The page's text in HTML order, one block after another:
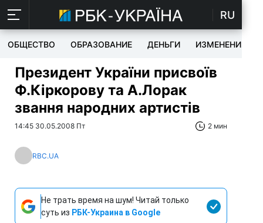
RU
ОБЩЕСТВО ОБРАЗОВАНИЕ ДЕНЬГИ ИЗМЕНЕНИЯ
Президент України присвоїв
Ф.Кіркорову та А.Лорак
звання народних артистів
14:45 30.05.2008 Пт 2 мин
RBC.UA
Не трать время на шум! Читай только
суть из РБК-Украина в Google